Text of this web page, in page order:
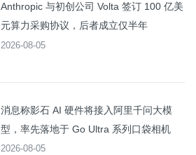
Anthropic 与初创公司 Volta 签订 100 亿美
元算力采购协议，后者成立仅半年
2026-08-05
消息称影石 AI 硬件将接入阿里千问大模
型，率先落地于 Go Ultra 系列口袋相机
2026-08-05